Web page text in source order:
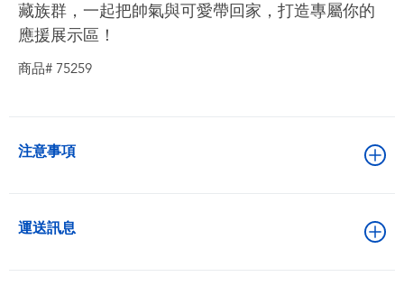
藏族群，一起把帥氣與可愛帶回家，打造專屬你的
應援展示區！
商品# 75259
注意事項
運送訊息